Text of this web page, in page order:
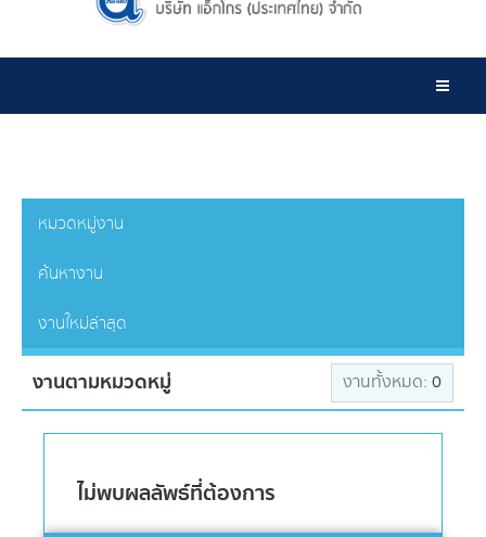
หมวดหมู่งาน
ค้นหางาน
งานใหม่ล่าสุด
งานตามหมวดหมู่ งานทั้งหมด: 0
ไม่พบผลลัพธ์ที่ต้องการ